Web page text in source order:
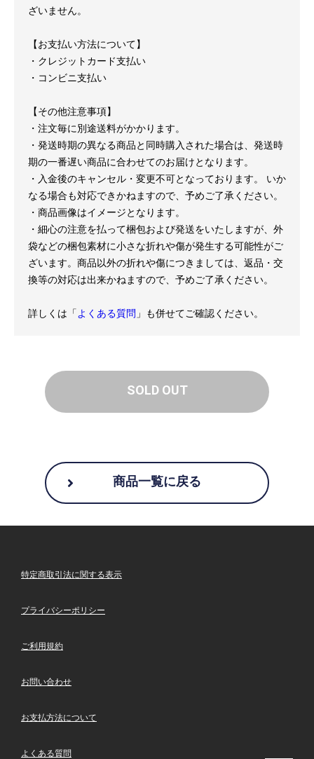
ざいません。
【お支払い方法について】
・クレジットカード支払い
・コンビニ支払い
【その他注意事項】
・注文毎に別途送料がかかります。
・発送時期の異なる商品と同時購入された場合は、発送時
期の一番遅い商品に合わせてのお届けとなります。
・入金後のキャンセル・変更不可となっております。 いか
なる場合も対応できかねますので、予めご了承ください。
・商品画像はイメージとなります。
・細心の注意を払って梱包および発送をいたしますが、外
袋などの梱包素材に小さな折れや傷が発生する可能性がご
ざいます。商品以外の折れや傷につきましては、返品・交
換等の対応は出来かねますので、予めご了承ください。
詳しくは「よくある質問 」も併せてご確認ください。
SOLD OUT
商品一覧に戻る
特定商取引法に関する表示
プライバシーポリシー
ご利用規約
お問い合わせ
お支払方法について
よくある質問